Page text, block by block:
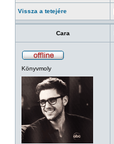
Vissza a tetejére
Cara
Könyvmoly